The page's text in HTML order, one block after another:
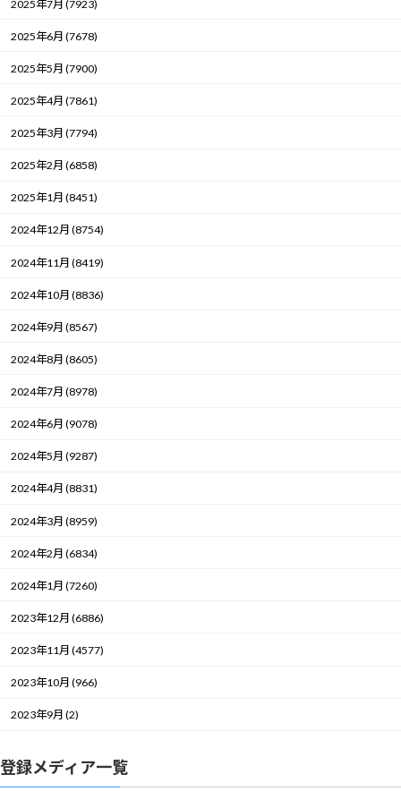
2025年7月 (7923)
2025年6月 (7678)
2025年5月 (7900)
2025年4月 (7861)
2025年3月 (7794)
2025年2月 (6858)
2025年1月 (8451)
2024年12月 (8754)
2024年11月 (8419)
2024年10月 (8836)
2024年9月 (8567)
2024年8月 (8605)
2024年7月 (8978)
2024年6月 (9078)
2024年5月 (9287)
2024年4月 (8831)
2024年3月 (8959)
2024年2月 (6834)
2024年1月 (7260)
2023年12月 (6886)
2023年11月 (4577)
2023年10月 (966)
2023年9月 (2)
登録メディア一覧